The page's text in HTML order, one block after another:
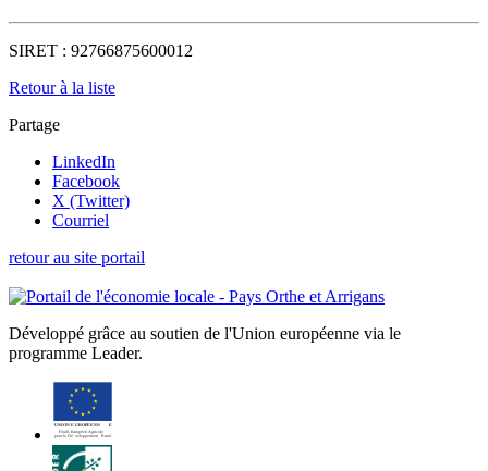
SIRET : 92766875600012
Retour à la liste
Partage
LinkedIn
Facebook
X (Twitter)
Courriel
retour au site portail
Développé grâce au soutien de l'Union européenne via le
programme Leader.